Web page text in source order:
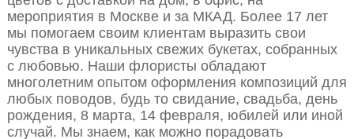
мероприятия в Москве и за МКАД. Более 17 лет
мы помогаем своим клиентам выразить свои
чувства в уникальных свежих букетах, собранных
с любовью. Наши флористы обладают
многолетним опытом оформления композиций для
любых поводов, будь то свидание, свадьба, день
рождения, 8 марта, 14 февраля, юбилей или иной
случай. Мы знаем, как можно порадовать